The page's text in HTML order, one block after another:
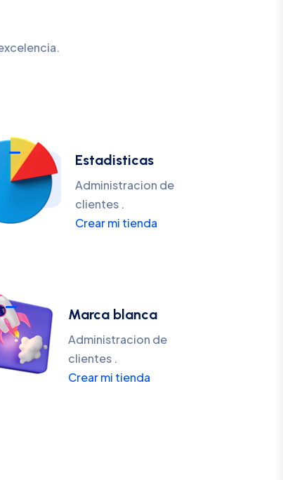
Estadisticas
Administracion de
clientes .
Crear mi tienda
Marca blanca
Administracion de
clientes .
Crear mi tienda